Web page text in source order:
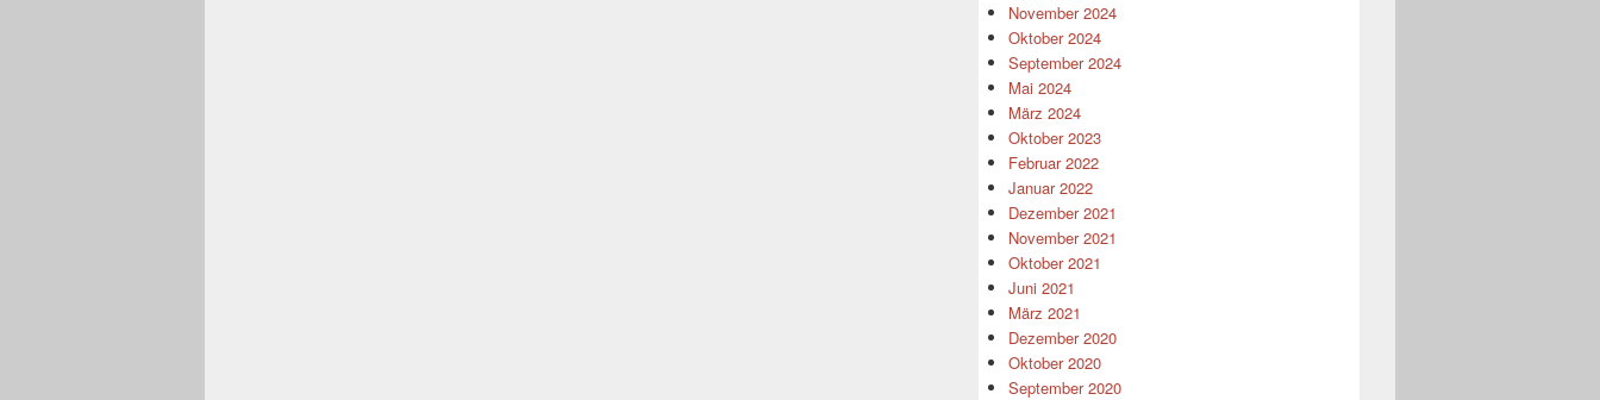
November 2024
Oktober 2024
September 2024
Mai 2024
März 2024
Oktober 2023
Februar 2022
Januar 2022
Dezember 2021
November 2021
Oktober 2021
Juni 2021
März 2021
Dezember 2020
Oktober 2020
September 2020